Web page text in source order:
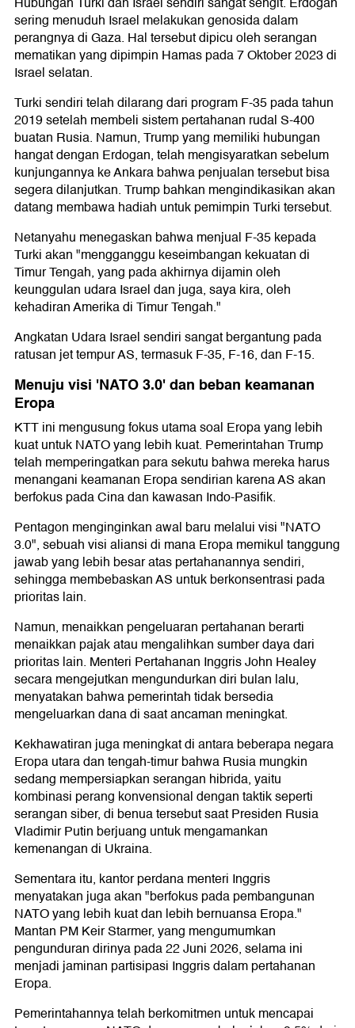
sering menuduh Israel melakukan genosida dalam
perangnya di Gaza. Hal tersebut dipicu oleh serangan
mematikan yang dipimpin Hamas pada 7 Oktober 2023 di
Israel selatan.
Turki sendiri telah dilarang dari program F-35 pada tahun
2019 setelah membeli sistem pertahanan rudal S-400
buatan Rusia. Namun, Trump yang memiliki hubungan
hangat dengan Erdogan, telah mengisyaratkan sebelum
kunjungannya ke Ankara bahwa penjualan tersebut bisa
segera dilanjutkan. Trump bahkan mengindikasikan akan
datang membawa hadiah untuk pemimpin Turki tersebut.
Netanyahu menegaskan bahwa menjual F-35 kepada
Turki akan "mengganggu keseimbangan kekuatan di
Timur Tengah, yang pada akhirnya dijamin oleh
keunggulan udara Israel dan juga, saya kira, oleh
kehadiran Amerika di Timur Tengah."
Angkatan Udara Israel sendiri sangat bergantung pada
ratusan jet tempur AS, termasuk F-35, F-16, dan F-15.
Menuju visi 'NATO 3.0' dan beban keamanan
Eropa
KTT ini mengusung fokus utama soal Eropa yang lebih
kuat untuk NATO yang lebih kuat. Pemerintahan Trump
telah memperingatkan para sekutu bahwa mereka harus
menangani keamanan Eropa sendirian karena AS akan
berfokus pada Cina dan kawasan Indo-Pasifik.
Pentagon menginginkan awal baru melalui visi "NATO
3.0", sebuah visi aliansi di mana Eropa memikul tanggung
jawab yang lebih besar atas pertahanannya sendiri,
sehingga membebaskan AS untuk berkonsentrasi pada
prioritas lain.
Namun, menaikkan pengeluaran pertahanan berarti
menaikkan pajak atau mengalihkan sumber daya dari
prioritas lain. Menteri Pertahanan Inggris John Healey
secara mengejutkan mengundurkan diri bulan lalu,
menyatakan bahwa pemerintah tidak bersedia
mengeluarkan dana di saat ancaman meningkat.
Kekhawatiran juga meningkat di antara beberapa negara
Eropa utara dan tengah-timur bahwa Rusia mungkin
sedang mempersiapkan serangan hibrida, yaitu
kombinasi perang konvensional dengan taktik seperti
serangan siber, di benua tersebut saat Presiden Rusia
Vladimir Putin berjuang untuk mengamankan
kemenangan di Ukraina.
Sementara itu, kantor perdana menteri Inggris
menyatakan juga akan "berfokus pada pembangunan
NATO yang lebih kuat dan lebih bernuansa Eropa."
Mantan PM Keir Starmer, yang mengumumkan
pengunduran dirinya pada 22 Juni 2026, selama ini
menjadi jaminan partisipasi Inggris dalam pertahanan
Eropa.
Pemerintahannya telah berkomitmen untuk mencapai